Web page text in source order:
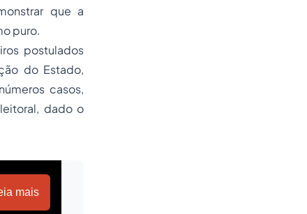
que a
puro.
postulados
do Estado,
casos,
dado o
mais